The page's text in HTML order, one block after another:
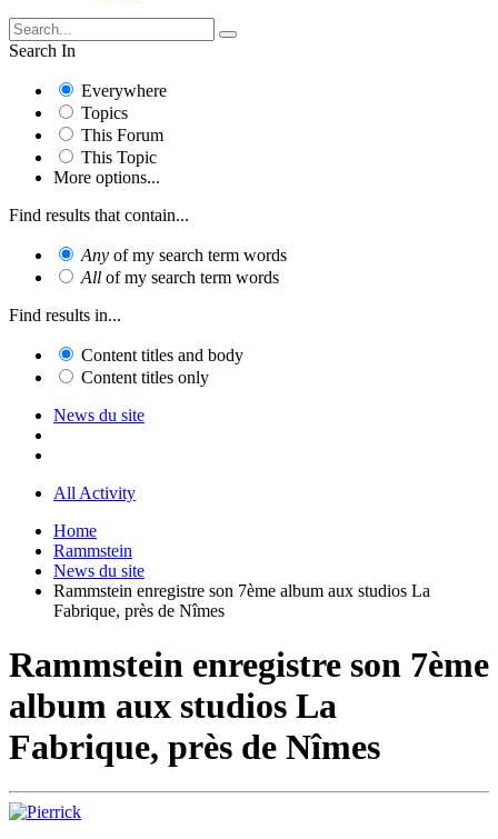
Search In
Everywhere
Topics
This Forum
This Topic
More options...
Find results that contain...
Any of my search term words
All of my search term words
Find results in...
Content titles and body
Content titles only
News du site
All Activity
Home
Rammstein
News du site
Rammstein enregistre son 7ème album aux studios La
Fabrique, près de Nîmes
Rammstein enregistre son 7ème
album aux studios La
Fabrique, près de Nîmes